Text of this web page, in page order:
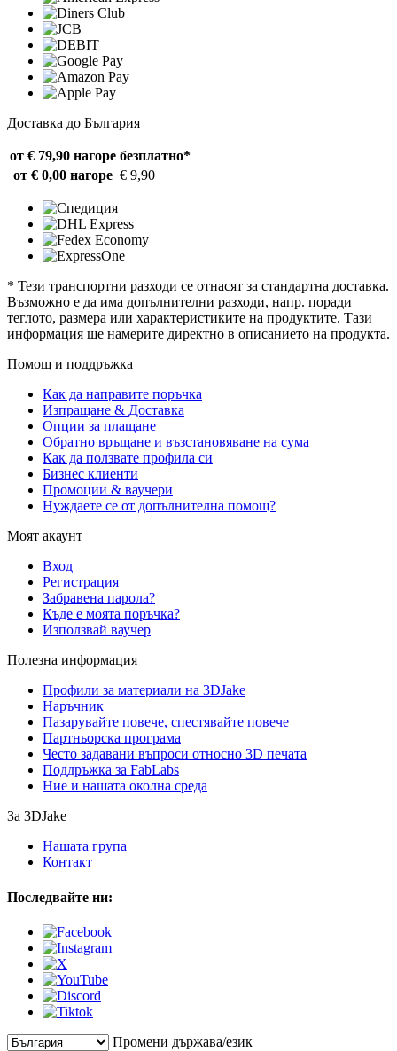
Доставка до България
от € 79,90 нагоре безплатно*
от € 0,00 нагоре € 9,90
* Тези транспортни разходи се отнасят за стандартна доставка.
Възможно е да има допълнителни разходи, напр. поради
теглото, размера или характеристиките на продуктите. Тази
информация ще намерите директно в описанието на продукта.
Помощ и поддръжка
Как да направите поръчка
Изпращане & Доставка
Опции за плащане
Обратно връщане и възстановяване на сума
Как да ползвате профила си
Бизнес клиенти
Промоции & ваучери
Нуждаете се от допълнителна помощ?
Моят акаунт
Вход
Регистрация
Забравена парола?
Къде е моята поръчка?
Използвай ваучер
Полезна информация
Профили за материали на 3DJake
Наръчник
Пазарувайте повече, спестявайте повече
Партньорска програма
Често задавани въпроси относно 3D печата
Поддръжка за FabLabs
Ние и нашата околна среда
За 3DJake
Нашата група
Контакт
Последвайте ни:
Промени държава/език